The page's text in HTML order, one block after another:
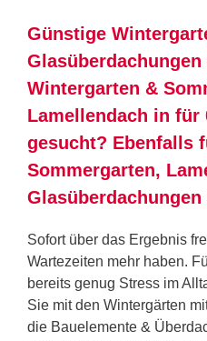
Günstige
Glasüberdachungen
Wintergarten &
Lamellendach in für
gesucht? Ebenfalls
Sommergarten,
Sofort über das Ergebnis
Wartezeiten mehr haben.
bereits genug Stress im
Sie mit den Wintergärten
die Bauelemente &